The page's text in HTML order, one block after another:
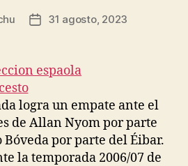
Fecha
entrada
31 agosto, 2023
logra un empate ante el
de Allan Nyom por parte
por parte del Éibar.
la temporada 2006/07 de